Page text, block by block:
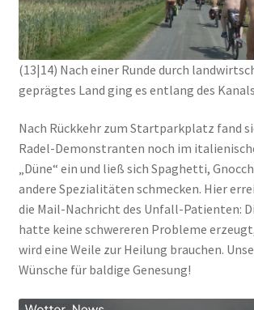
(13|14) Nach einer Runde durch
geprägtes Land ging es entlang des
Nach Rückkehr zum Startparkplatz fand
Radel-Demonstranten noch im
„Düne“ ein und ließ sich Spaghetti,
andere Spezialitäten schmecken. Hier
die Mail-Nachricht des Unfall-Patienten:
hatte keine schwereren Probleme
wird eine Weile zur Heilung brauchen.
Wünsche für baldige Genesung!